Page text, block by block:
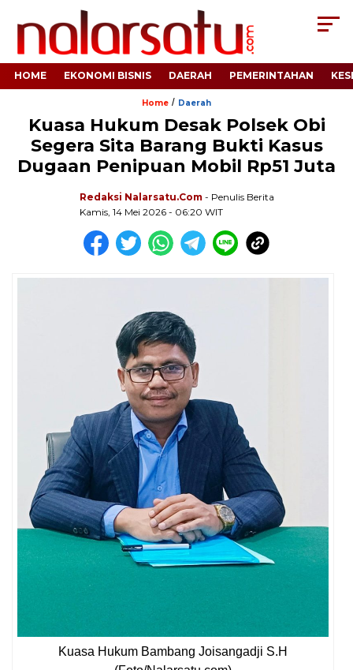
HOME EKONOMI BISNIS DAERAH PEMERINTAHAN
Home / Daerah
Kuasa Hukum Desak Polsek Obi
Segera Sita Barang Bukti Kasus
Dugaan Penipuan Mobil Rp51 Juta
Redaksi Nalarsatu.com - Penulis Berita
Kamis, 14 Mei 2026 - 06:20 WIT
Kuasa Hukum Bambang Joisangadji S.H